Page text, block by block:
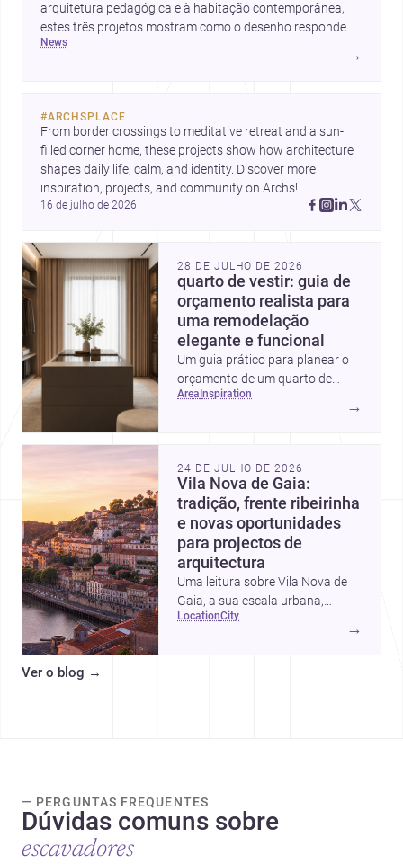
arquitetura pedagógica e à habitação contemporânea,
estes três projetos mostram como o desenho responde
hoje a emoção, uso e contexto. Para arquitetos, são
pistas valiosas sobre como criar espaços mais humanos,
news
→
#ARCHSPLACE
From border crossings to meditative retreat and a sun-
filled corner home, these projects show how architecture
shapes daily life, calm, and identity. Discover more
inspiration, projects, and community on Archs!
16 de julho de 2026
28 DE JULHO DE 2026
quarto de vestir: guia de
orçamento realista para
uma remodelação
elegante e funcional
Um guia prático para planear o
orçamento de um quarto de
vestir em Portugal, com
escondidas.
area inspiration
→
24 DE JULHO DE 2026
Vila Nova de Gaia:
tradição, frente ribeirinha
e novas oportunidades
para projectos de
arquitectura
Uma leitura sobre Vila Nova de
Gaia, a sua escala urbana,
património arquitectónico e
location city
→
Ver o blog →
— PERGUNTAS FREQUENTES
Dúvidas comuns sobre
escavadores